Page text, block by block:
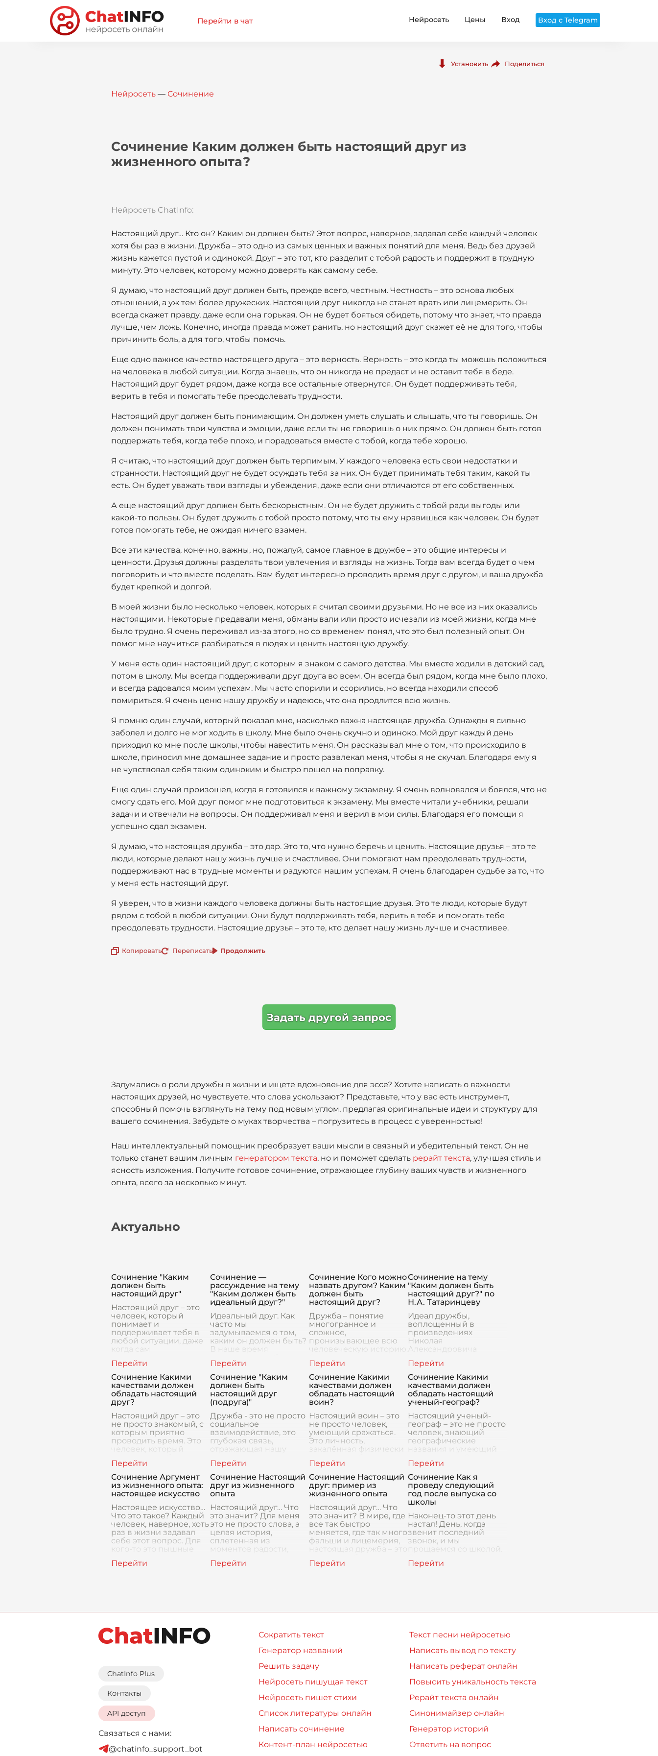
Перейти в чат Нейросеть Цены Вход Вход с Telegram
Установить Поделиться
Нейросеть — Сочинение
Сочинение Каким должен быть настоящий друг из
жизненного опыта?
Нейросеть ChatInfo:
Настоящий друг… Кто он? Каким он должен быть? Этот вопрос, наверное, задавал себе каждый человек
хотя бы раз в жизни. Дружба – это одно из самых ценных и важных понятий для меня. Ведь без друзей
жизнь кажется пустой и одинокой. Друг – это тот, кто разделит с тобой радость и поддержит в трудную
минуту. Это человек, которому можно доверять как самому себе.
Я думаю, что настоящий друг должен быть, прежде всего, честным. Честность – это основа любых
отношений, а уж тем более дружеских. Настоящий друг никогда не станет врать или лицемерить. Он
всегда скажет правду, даже если она горькая. Он не будет бояться обидеть, потому что знает, что правда
лучше, чем ложь. Конечно, иногда правда может ранить, но настоящий друг скажет её не для того, чтобы
причинить боль, а для того, чтобы помочь.
Еще одно важное качество настоящего друга – это верность. Верность – это когда ты можешь положиться
на человека в любой ситуации. Когда знаешь, что он никогда не предаст и не оставит тебя в беде.
Настоящий друг будет рядом, даже когда все остальные отвернутся. Он будет поддерживать тебя,
верить в тебя и помогать тебе преодолевать трудности.
Настоящий друг должен быть понимающим. Он должен уметь слушать и слышать, что ты говоришь. Он
должен понимать твои чувства и эмоции, даже если ты не говоришь о них прямо. Он должен быть готов
поддержать тебя, когда тебе плохо, и порадоваться вместе с тобой, когда тебе хорошо.
Я считаю, что настоящий друг должен быть терпимым. У каждого человека есть свои недостатки и
странности. Настоящий друг не будет осуждать тебя за них. Он будет принимать тебя таким, какой ты
есть. Он будет уважать твои взгляды и убеждения, даже если они отличаются от его собственных.
А еще настоящий друг должен быть бескорыстным. Он не будет дружить с тобой ради выгоды или
какой-то пользы. Он будет дружить с тобой просто потому, что ты ему нравишься как человек. Он будет
готов помогать тебе, не ожидая ничего взамен.
Все эти качества, конечно, важны, но, пожалуй, самое главное в дружбе – это общие интересы и
ценности. Друзья должны разделять твои увлечения и взгляды на жизнь. Тогда вам всегда будет о чем
поговорить и что вместе поделать. Вам будет интересно проводить время друг с другом, и ваша дружба
будет крепкой и долгой.
В моей жизни было несколько человек, которых я считал своими друзьями. Но не все из них оказались
настоящими. Некоторые предавали меня, обманывали или просто исчезали из моей жизни, когда мне
было трудно. Я очень переживал из-за этого, но со временем понял, что это был полезный опыт. Он
помог мне научиться разбираться в людях и ценить настоящую дружбу.
У меня есть один настоящий друг, с которым я знаком с самого детства. Мы вместе ходили в детский сад,
потом в школу. Мы всегда поддерживали друг друга во всем. Он всегда был рядом, когда мне было плохо,
и всегда радовался моим успехам. Мы часто спорили и ссорились, но всегда находили способ
помириться. Я очень ценю нашу дружбу и надеюсь, что она продлится всю жизнь.
Я помню один случай, который показал мне, насколько важна настоящая дружба. Однажды я сильно
заболел и долго не мог ходить в школу. Мне было очень скучно и одиноко. Мой друг каждый день
приходил ко мне после школы, чтобы навестить меня. Он рассказывал мне о том, что происходило в
школе, приносил мне домашнее задание и просто развлекал меня, чтобы я не скучал. Благодаря ему я
не чувствовал себя таким одиноким и быстро пошел на поправку.
Еще один случай произошел, когда я готовился к важному экзамену. Я очень волновался и боялся, что не
смогу сдать его. Мой друг помог мне подготовиться к экзамену. Мы вместе читали учебники, решали
задачи и отвечали на вопросы. Он поддерживал меня и верил в мои силы. Благодаря его помощи я
успешно сдал экзамен.
Я думаю, что настоящая дружба – это дар. Это то, что нужно беречь и ценить. Настоящие друзья – это те
люди, которые делают нашу жизнь лучше и счастливее. Они помогают нам преодолевать трудности,
поддерживают нас в трудные моменты и радуются нашим успехам. Я очень благодарен судьбе за то, что
у меня есть настоящий друг.
Я уверен, что в жизни каждого человека должны быть настоящие друзья. Это те люди, которые будут
рядом с тобой в любой ситуации. Они будут поддерживать тебя, верить в тебя и помогать тебе
преодолевать трудности. Настоящие друзья – это те, кто делает нашу жизнь лучше и счастливее.
Копировать Переписать Продолжить
Задать другой запрос
Задумались о роли дружбы в жизни и ищете вдохновение для эссе? Хотите написать о важности
настоящих друзей, но чувствуете, что слова ускользают? Представьте, что у вас есть инструмент,
способный помочь взглянуть на тему под новым углом, предлагая оригинальные идеи и структуру для
вашего сочинения. Забудьте о муках творчества – погрузитесь в процесс с уверенностью!
Наш интеллектуальный помощник преобразует ваши мысли в связный и убедительный текст. Он не
только станет вашим личным генератором текста, но и поможет сделать рерайт текста, улучшая стиль и
ясность изложения. Получите готовое сочинение, отражающее глубину ваших чувств и жизненного
опыта, всего за несколько минут.
Актуально
Сочинение "Каким
должен быть
настоящий друг"
Настоящий друг – это
человек, который
понимает и
поддерживает тебя в
любой ситуации, даже
когда сам
самом дне. Он готов
выслушать тебя без
осуждения, поделиться
сво
Сочинение —
рассуждение на тему
"Каким должен быть
идеальный друг?"
Идеальный друг. Как
часто мы
задумываемся о том,
каким он должен быть?
В наше время
изменились, что порой
сложно разобраться,
кто действительно
является настоящ
Сочинение Кого можно
назвать другом? Каким
должен быть
настоящий друг?
Дружба – понятие
многогранное и
сложное,
пронизывающее всю
человеческую историю.
люди искали утешение,
поддержку и
понимание в
отношениях с другими.
Но кого же мы
Сочинение на тему
"Каким должен быть
настоящий друг?" по
Н.А. Татаринцеву
Идеал дружбы,
воплощенный в
произведениях
Николая
Александровича
как нечто большее, чем
просто приятное
времяпрепровождение.
Это глубокая,
жертвенная связь,
Сочинение Какими
качествами должен
обладать настоящий
друг?
Настоящий друг – это
не просто знакомый, с
которым приятно
проводить время. Это
человек, который
в нашей жизни,
разделяя с нами
радости и горести,
поддерживая
Сочинение "Каким
должен быть
настоящий друг
(подруга)"
Дружба - это не просто
социальное
взаимодействие, это
глубокая связь,
отражающая нашу
Подобно зеркалу, она
показывает нам наши
сильные и слабые
стороны, наши
Сочинение Какими
качествами должен
обладать настоящий
воин?
Настоящий воин – это
не просто человек,
умеющий сражаться.
Это личность,
закалённая физически
набором качеств,
которые делают его не
только эффективным
бойцом
Сочинение Какими
качествами должен
обладать настоящий
ученый-географ?
Настоящий ученый-
географ – это не просто
человек, знающий
географические
названия и умеющий
личность, обладающая
уникальным набором
качеств, позволяющих
ему прони
Сочинение Аргумент
из жизненного опыта:
настоящее искусство
Настоящее искусство…
Что это такое? Каждый
человек, наверное, хоть
раз в жизни задавал
себе этот вопрос. Для
кого-то это пышные
других –
Сочинение Настоящий
друг из жизненного
опыта
Настоящий друг… Что
это значит? Для меня
это не просто слова, а
целая история,
сплетенная из
моментов радости,
взаимопонимания.
Сочинение Настоящий
друг: пример из
жизненного опыта
Настоящий друг… Что
это значит? В мире, где
все так быстро
меняется, где так много
фальши и лицемерия,
настоящая дружба – это
море. Это не просто
Сочинение Как я
проведу следующий
год после выпуска со
школы
Наконец-то этот день
настал! День, когда
звенит последний
звонок, и мы
прощаемся со школой.
пролетели, как один
ChatInfo Plus
Контакты
API доступ
Связаться с нами:
@chatinfo_support_bot
Сократить текст
Генератор названий
Решить задачу
Нейросеть пишущая текст
Нейросеть пишет стихи
Список литературы онлайн
Написать сочинение
Контент-план нейросетью
Текст песни нейросетью
Написать вывод по тексту
Написать реферат онлайн
Повысить уникальность текста
Рерайт текста онлайн
Синонимайзер онлайн
Генератор историй
Ответить на вопрос